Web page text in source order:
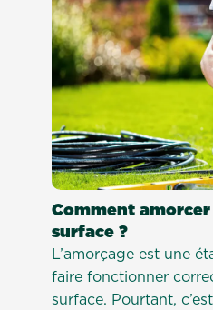
Comment
surface ?
L’amorçage est une
faire fonctionner
surface. Pourtant,